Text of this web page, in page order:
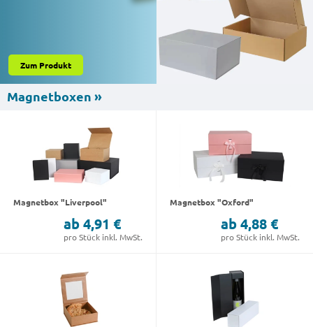
Zum Produkt
Magnetboxen »
Magnetbox "Liverpool"
ab 4,91 €
pro Stück inkl. MwSt.
Magnetbox "Oxford"
ab 4,88 €
pro Stück inkl. MwSt.